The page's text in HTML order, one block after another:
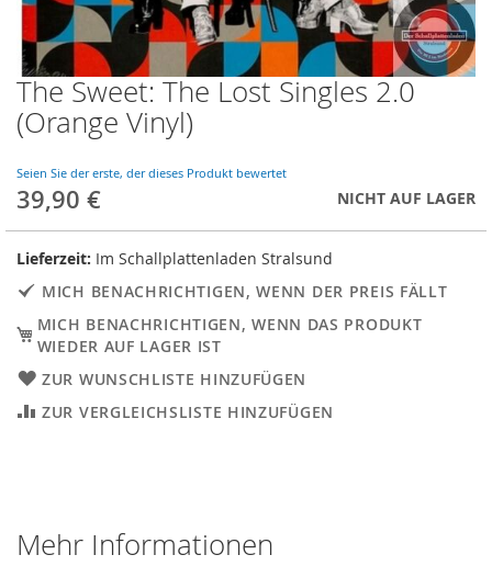
Skip
to
the
of
the
images
The Sweet: The Lost Singles 2.0
(Orange Vinyl)
Seien Sie der erste, der dieses Produkt bewertet
39,90 € NICHT AUF LAGER
Lieferzeit: Im Schallplattenladen Stralsund
MICH BENACHRICHTIGEN, WENN DER PREIS FÄLLT
MICH BENACHRICHTIGEN, WENN DAS PRODUKT
WIEDER AUF LAGER IST
ZUR WUNSCHLISTE HINZUFÜGEN
ZUR VERGLEICHSLISTE HINZUFÜGEN
Mehr Informationen